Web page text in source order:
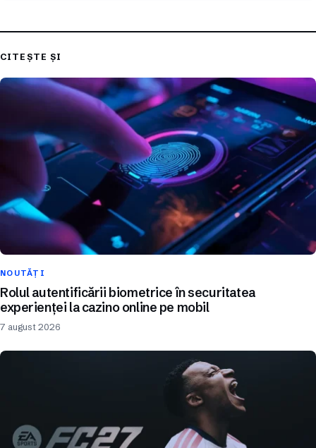
CITEȘTE ȘI
NOUTĂȚI
Rolul autentificării biometrice în securitatea
experienței la cazino online pe mobil
7 august 2026